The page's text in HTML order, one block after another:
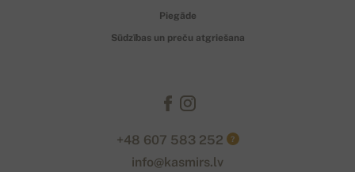
Piegāde
Sūdzības un preču atgriešana
+48 607 583 252 ?
info@kasmirs.lv